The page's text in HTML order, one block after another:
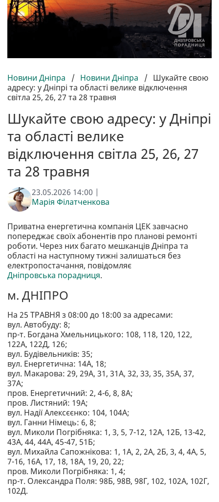
Новини Дніпра / Новини Дніпра / Шукайте свою
адресу: у Дніпрі та області велике відключення
світла 25, 26, 27 та 28 травня
Шукайте свою адресу: у Дніпрі
та області велике
відключення світла 25, 26, 27
та 28 травня
23.05.2026 14:00 |
Марія Філатченкова
Приватна енергетична компанія ЦЕК завчасно
попереджає своїх абонентів про планові ремонті
роботи. Через них багато мешканців Дніпра та
області на наступному тижні залишаться без
електропостачання, повідомляє
Дніпровська порадниця.
м. ДНІПРО
На 25 ТРАВНЯ з 08:00 до 18:00 за адресами:
вул. Автобуду: 8;
пр-т. Богдана Хмельницького: 108, 118, 120, 122,
122А, 122Д, 126;
вул. Будівельників: 35;
вул. Енергетична: 14А, 18;
вул. Макарова: 29, 29А, 31, 31А, 32, 33, 35, 35А, 37,
37А;
пров. Енергетичний: 2, 4-6, 8, 8А;
пров. Листяний: 19А;
вул. Надії Алексєєнко: 104, 104А;
вул. Ганни Німець: 6, 8;
вул. Миколи Погрібняка: 1, 3, 5, 7-12, 12А, 12Б, 13-42,
43А, 44, 44А, 45-47, 51Б;
вул. Михайла Сапожнікова: 1, 1А, 2, 2А, 2Б, 3, 4, 4А, 5,
7-16, 16А, 17, 18, 18А, 19, 20, 22;
пров. Миколи Погрібняка: 1, 4;
пр-т. Олександра Поля: 98Б, 98В, 98Г, 102, 102А, 102Г,
102Д.